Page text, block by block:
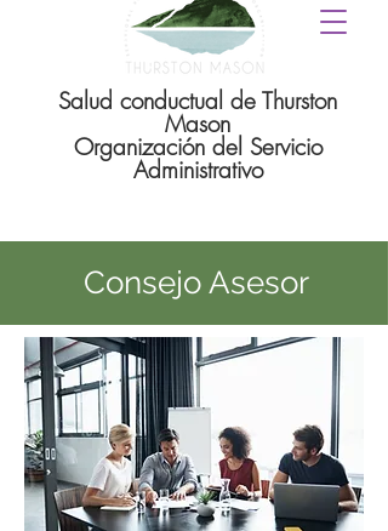
Salud conductual de Thurston
Mason
Organización del Servicio
Administrativo
Consejo Asesor